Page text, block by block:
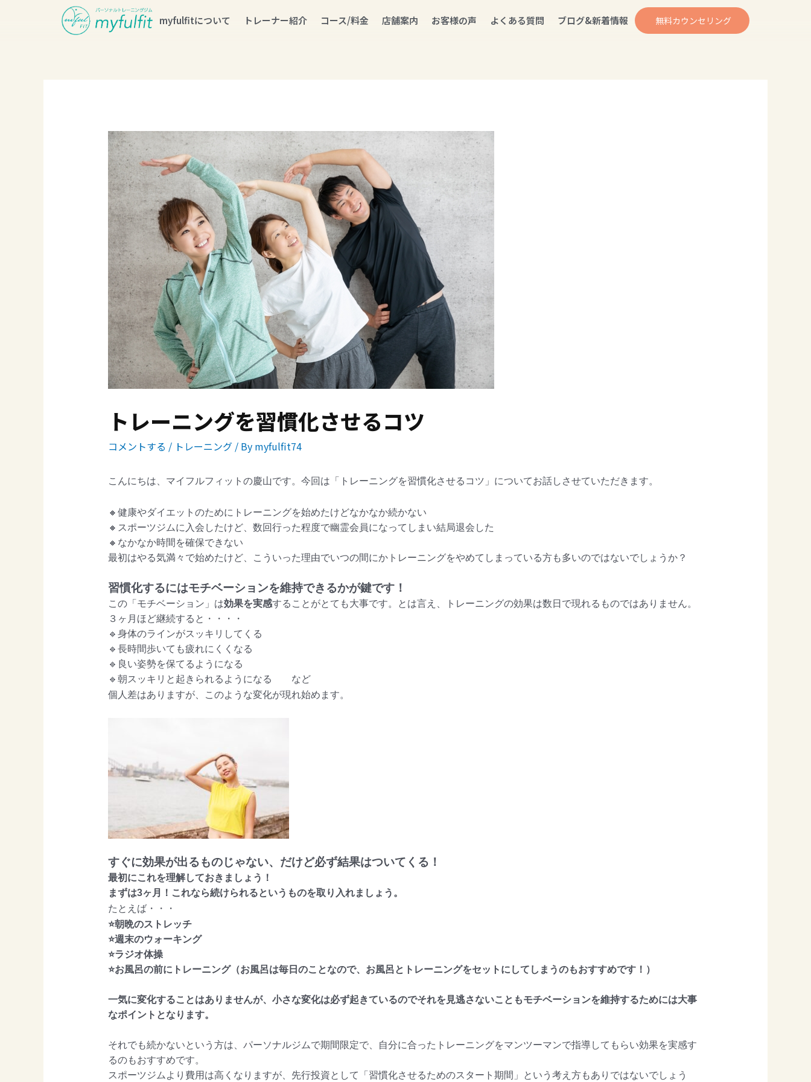
myfulfitについて トレーナー紹介 コース/料金 店舗案内 お客様の声 よくある質問 ブログ&新着情報 無料カウンセリング
トレーニングを習慣化させるコツ
コメントする / トレーニング/ By myfulfit74
こんにちは、マイフルフィットの慶山です。 今回は「トレーニングを習慣化させるコツ」についてお話しさせていただきます。
🔸健康やダイエットのためにトレーニングを始めたけどなかなか続かない
🔸スポーツジムに入会したけど、数回行った程度で幽霊会員になってしまい結局退会した
🔸なかなか時間を確保できない
最初はやる気満々で始めたけど、こういった理由でいつの間にかトレーニングをやめてしまっている方も多いのではないでしょうか？
習慣化するにはモチベーションを維持できるかが鍵です！
この「モチベーション」は効果を実感することがとても大事です。
とは言え、トレーニングの効果は数日で現れるものではありません。
３ヶ月ほど継続すると・・・・
🔹身体のラインがスッキリしてくる
🔹長時間歩いても疲れにくくなる
🔹良い姿勢を保てるようになる
🔹朝スッキリと起きられるようになる など
個人差はありますが、このような変化が現れ始めます。
すぐに効果が出るものじゃない、だけど必ず結果はついてくる！
最初にこれを理解しておきましょう！
まずは3ヶ月！これなら続けられるというものを取り入れましょう。
たとえば・・・
⭐️朝晩のストレッチ
⭐️週末のウォーキング
⭐️ラジオ体操
⭐️お風呂の前にトレーニング（お風呂は毎日のことなので、お風呂とトレーニングをセットにしてしまうのもおすすめです！）
一気に変化することはありませんが、小さな変化は必ず起きているのでそれを見逃さないこともモチベーションを維持するためには大事
なポイントとなります。
それでも続かないという方は、パーソナルジムで期間限定で、自分に合ったトレーニングをマンツーマンで指導してもらい効果を実感す
るのもおすすめです。
スポーツジムより費用は高くなりますが、先行投資として「習慣化させるためのスタート期間」という考え方もありではないでしょう